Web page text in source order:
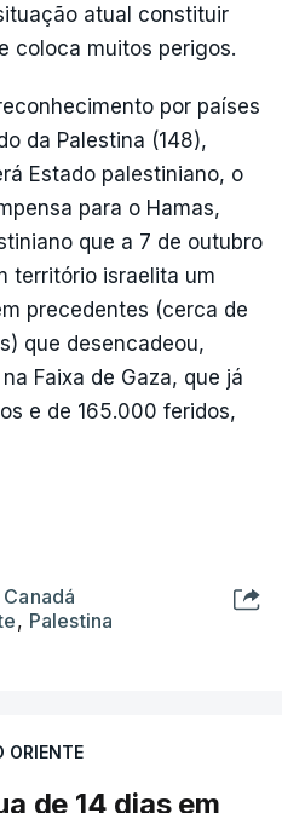
atual constituir
coloca muitos perigos.
por países
da Palestina (148),
Estado palestiniano, o
para o Hamas,
que a 7 de outubro
território israelita um
precedentes (cerca de
que desencadeou,
Faixa de Gaza, que já
e de 165.000 feridos,
, Palestina
ORIENTE
de 14 dias em